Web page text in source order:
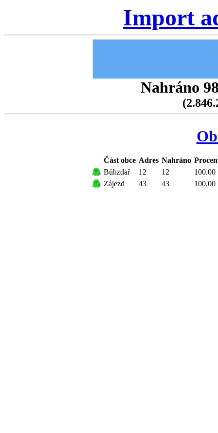
Import
Nahráno
Část obce Adres Nahráno
Bůhzdař
12 12
100.00
Zájezd
43 43 100.00